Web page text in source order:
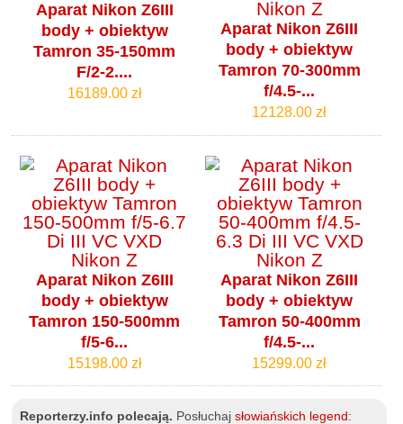
Aparat Nikon Z6III
body + obiektyw
Tamron 35-150mm
F/2-2....
16189.00 zł
Aparat Nikon Z6III
body + obiektyw
Tamron 70-300mm
f/4.5-...
12128.00 zł
Aparat Nikon Z6III
body + obiektyw
Tamron 150-500mm
f/5-6...
15198.00 zł
Aparat Nikon Z6III
body + obiektyw
Tamron 50-400mm
f/4.5-...
15299.00 zł
Reporterzy.info polecają. Posłuchajsłowiańskich legend :